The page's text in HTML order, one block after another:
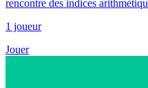
rencontre des indices
1 joueur
Jouer